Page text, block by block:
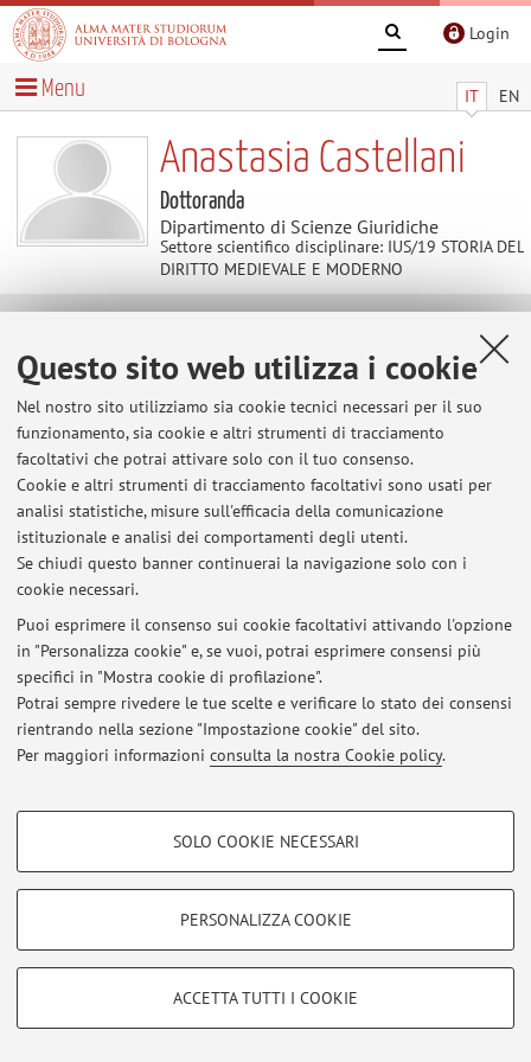
Questo sito web utilizza i cookie
Nel nostro sito utilizziamo sia cookie tecnici necessari per il suo
funzionamento, sia cookie e altri strumenti di tracciamento
facoltativi che potrai attivare solo con il tuo consenso.
Cookie e altri strumenti di tracciamento facoltativi sono usati per
analisi statistiche, misure sull'efficacia della comunicazione
istituzionale e analisi dei comportamenti degli utenti.
Se chiudi questo banner continuerai la navigazione solo con i
cookie necessari.
Puoi esprimere il consenso sui cookie facoltativi attivando l'opzione
in "Personalizza cookie" e, se vuoi, potrai esprimere consensi più
specifici in "Mostra cookie di profilazione".
Potrai sempre rivedere le tue scelte e verificare lo stato dei consensi
rientrando nella sezione "Impostazione cookie" del sito.
Per maggiori informazioni consulta la nostra Cookie policy.
COOKIE DI PROFILAZIONE - FACOLTATIVI
COOKIE TECNICI - NECESSARI
Si tratta di cookie tecnici utilizzati, a titolo esemplificativo, per il corretto
SOLO COOKIE NECESSARI
PERSONALIZZA COOKIE
ACCETTA TUTTI I COOKIE
Login
IT EN
Menu
Anastasia Castellani
Dottoranda
Dipartimento di Scienze Giuridiche
Settore scientifico disciplinare: IUS/19 STORIA DEL
DIRITTO MEDIEVALE E MODERNO
Contenuti utili
Al momento non sono presenti contenuti.
Ultimi avvisi
Al momento non sono presenti avvisi.
Area riservata
Accedi tramiteloginper gestire tutti i contenuti del sito.
© 2026 - ALMA MATER STUDIORUM - Università di Bologna - Via
Zamboni, 33 - 40126 Bologna - Partita IVA: 01131710376